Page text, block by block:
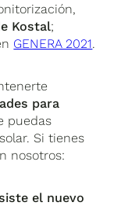
Kostal;
GENERA 2021.
para
puedas
Si tienes
nosotros:
el nuevo